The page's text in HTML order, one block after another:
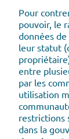
Pour
pouvoir, le
données
leur statut
entre
par les
utilisation
restrictions
dans la